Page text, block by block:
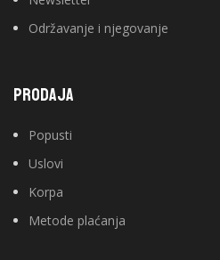
Održavanje i njegovanje
PRODAJA
Popusti
Uslovi
Korpa
Metode plaćanja